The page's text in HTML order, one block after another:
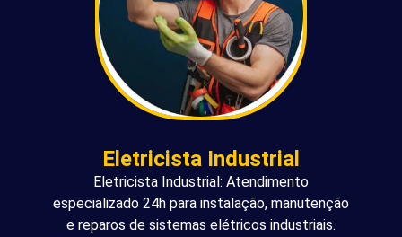
Eletricista Industrial
Eletricista Industrial: Atendimento
especializado 24h para instalação, manutenção
e reparos de sistemas elétricos industriais.